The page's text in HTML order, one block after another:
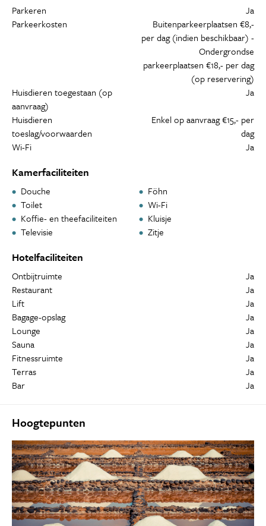
Parkeren
Ja
Parkeerkosten
Buitenparkeerplaatsen €8,-
per dag (indien beschikbaar) -
Ondergrondse
parkeerplaatsen €18,- per dag
(op reservering)
Huisdieren toegestaan (op
aanvraag)
Ja
Huisdieren
toeslag/voorwaarden
Enkel op aanvraag €15,- per
dag
Wi-Fi
Ja
Kamerfaciliteiten
Douche
Föhn
Toilet
Wi-Fi
Koffie- en theefaciliteiten
Kluisje
Televisie
Zitje
Hotelfaciliteiten
Ontbijtruimte
Ja
Restaurant
Ja
Lift
Ja
Bagage-opslag
Ja
Lounge
Ja
Sauna
Ja
Fitnessruimte
Ja
Terras
Ja
Bar
Ja
Hoogtepunten